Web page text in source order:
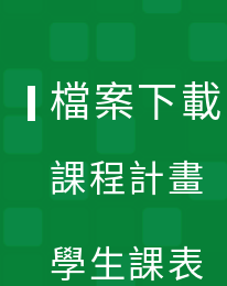
檔案下載
課程計畫
學生課表